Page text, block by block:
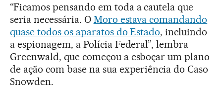
“Ficamos pensando em toda a cautela que
seria necessária. O Moro estava comandando
quase todos os aparatos do Estado, incluindo
a espionagem, a Polícia Federal”, lembra
Greenwald, que começou a esboçar um plano
de ação com base na sua experiência do Caso
Snowden.